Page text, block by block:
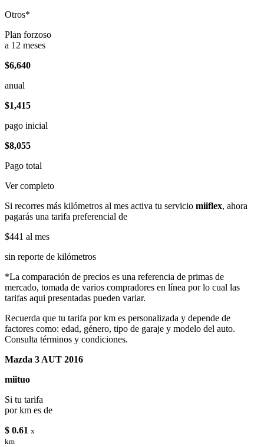
Otros*
Plan forzoso
a 12 meses
$6,640
anual
$1,415
pago inicial
$8,055
Pago total
Ver completo
Si recorres más kilómetros al mes activa tu servicio miiflex, ahora
pagarás una tarifa preferencial de
$441 al mes
sin reporte de kilómetros
*La comparación de precios es una referencia de primas de
mercado, tomada de varios compradores en línea por lo cual las
tarifas aqui presentadas pueden variar.
Recuerda que tu tarifa por km es personalizada y depende de
factores como: edad, género, tipo de garaje y modelo del auto.
Consulta términos y condiciones.
Mazda 3 AUT 2016
miituo
Si tu tarifa
por km es de
$ 0.61 x
km